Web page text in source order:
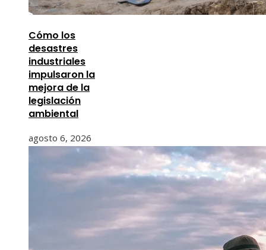
Cómo los
desastres
industriales
impulsaron la
mejora de la
legislación
ambiental
agosto 6, 2026